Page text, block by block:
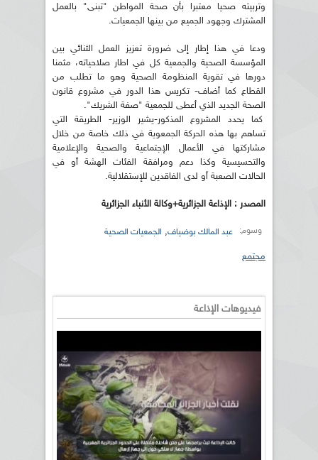
وتربيته صحيا معتبرا بأن صحة المواطن "تبنى" بالعمل
المشترك وجهود الجميع من بينها الجمعيات.
ودعا في هذا إطار إلى ضرورة تعزيز العمل الثنائي بين
المؤسسة الصحية والجمعية كل في اطار صلاحياته، مثمنا
دورها في تقوية المنظومة الصحية وهو ما تطلب من
القطاع كما أضاف- تكريس هذا الدور في مشروع قانون
الصحة الجديد الذي أعطى للجمعية "صفة الشريك".
كما يحدد المشروع المذكور-يشير الوزير- الطريقة التي
تساهم بها هذه الحركة الجمعوية في ذلك خاصة من خلال
مشاركتها في الأعمال الإجتماعية والصحية والإعلامية
والتحسيسية وكذا دعم ومرافقة الفئات الهشة أو في
الحالات الصعبة أو لدى الفاقدين للإستقلالية.
المصدر : الإذاعة الجزائرية+وكالة الأنباء الجزائرية
وسوم: عبد المالك بوضياف, الجمعيات الصحية
مجتمع
فيديوهات الإذاعة